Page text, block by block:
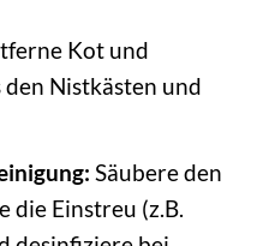
Kot und
Nistkästen und
Säubere den
die Einstreu (z.B.